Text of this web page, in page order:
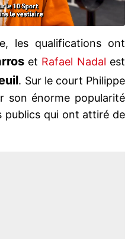
les qualifications ont
et Rafael Nadal est
. Sur le court Philippe
son énorme popularité
publics qui ont attiré de